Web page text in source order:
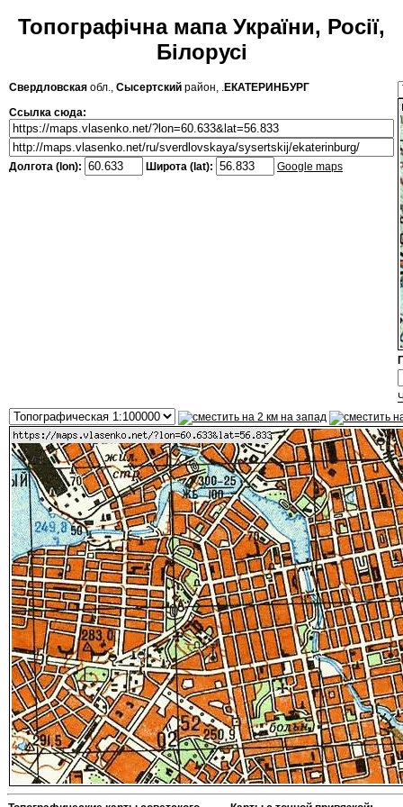
Топографічна мапа України, Росії,
Білорусі
Свердловская обл., Сысертский район, .ЕКАТЕРИНБУРГ
Ссылка сюда:
Долгота (lon): Широта (lat): Google maps